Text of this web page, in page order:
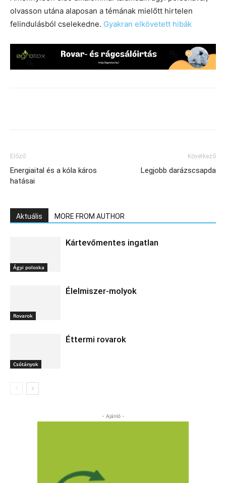
olvasson utána alaposan a témának mielőtt hirtelen
felindulásból cselekedne. Gyakran elkövetett hibák
Előző
Energiaital és a kóla káros
hatásai
Következő
Legjobb darázscsapda
Aktuális MORE FROM AUTHOR
Ágyi poloska
Kártevőmentes ingatlan
Rovarok
Élelmiszer-molyok
Csótányok
Éttermi rovarok
- Ajánló -